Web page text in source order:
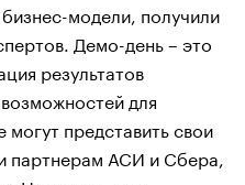
модели, получили
Демо-день – это
результатов
для
представить свои
партнерам АСИ и Сбера,